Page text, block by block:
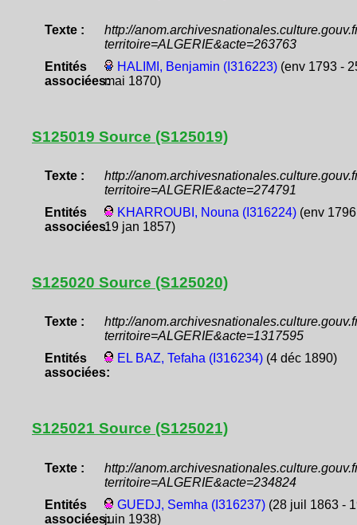
Texte :
http://
territoire=ALGERIE&acte=263763
Entités
associées:
HALIMI, Benjamin (I316223)(env 1793 -
mai 1870)
S125019 Source (S125019)
Texte :
http://
territoire=ALGERIE&acte=274791
Entités
associées:
KHARROUBI, Nouna (I316224)(env
19 jan 1857)
S125020 Source (S125020)
Texte :
http://
territoire=ALGERIE&acte=1317595
Entités
associées:
EL BAZ, Tefaha (I316234)(4 déc 1890)
S125021 Source (S125021)
Texte :
http://
territoire=ALGERIE&acte=234824
Entités
associées:
GUEDJ, Semha (I316237)(28 juil 1863 -
juin 1938)